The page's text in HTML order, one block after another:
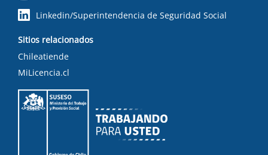
Linkedin/Superintendencia de Seguridad Social
Sitios relacionados
Chileatiende
MiLicencia.cl